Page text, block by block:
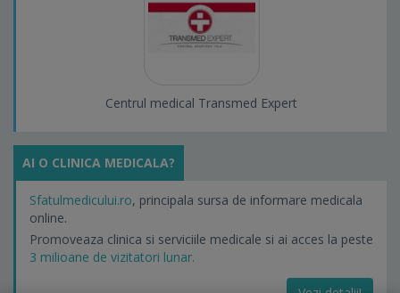
Centrul medical Transmed Expert
AI O CLINICA MEDICALA?
Sfatulmedicului.ro, principala sursa de informare medicala
online.
Promoveaza clinica si serviciile medicale si ai acces la peste
3 milioane de vizitatori lunar.